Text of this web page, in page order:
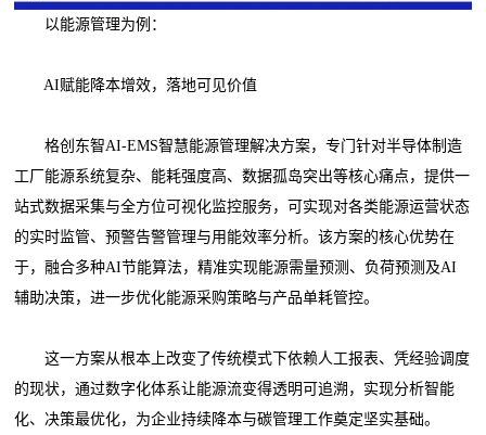
以能源管理为例：
AI赋能降本增效，落地可见价值
格创东智AI-EMS智慧能源管理解决方案，专门针对半导体制造
工厂能源系统复杂、能耗强度高、数据孤岛突出等核心痛点，提供一
站式数据采集与全方位可视化监控服务，可实现对各类能源运营状态
的实时监管、预警告警管理与用能效率分析。该方案的核心优势在
于，融合多种AI节能算法，精准实现能源需量预测、负荷预测及AI
辅助决策，进一步优化能源采购策略与产品单耗管控。
这一方案从根本上改变了传统模式下依赖人工报表、凭经验调度
的现状，通过数字化体系让能源流变得透明可追溯，实现分析智能
化、决策最优化，为企业持续降本与碳管理工作奠定坚实基础。